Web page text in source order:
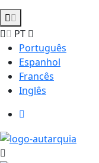
PT
Português
Espanhol
Francês
Inglês